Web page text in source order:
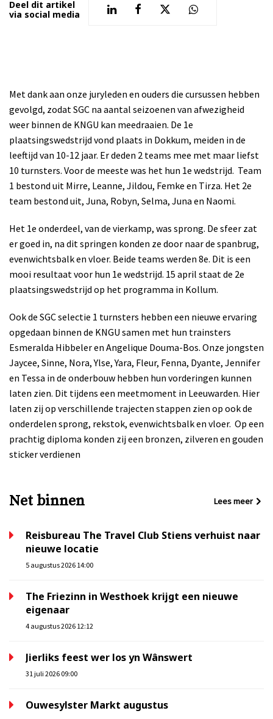
Deel dit artikel
via social media
Met dank aan onze juryleden en ouders die cursussen hebben
gevolgd, zodat SGC na aantal seizoenen van afwezigheid
weer binnen de KNGU kan meedraaien. De 1e
plaatsingswedstrijd vond plaats in Dokkum, meiden in de
leeftijd van 10-12 jaar. Er deden 2 teams mee met maar liefst
10 turnsters. Voor de meeste was het hun 1e wedstrijd. Team
1 bestond uit Mirre, Leanne, Jildou, Femke en Tirza. Het 2e
team bestond uit, Juna, Robyn, Selma, Juna en Naomi.
Het 1e onderdeel, van de vierkamp, was sprong. De sfeer zat
er goed in, na dit springen konden ze door naar de spanbrug,
evenwichtsbalk en vloer. Beide teams werden 8e. Dit is een
mooi resultaat voor hun 1e wedstrijd. 15 april staat de 2e
plaatsingswedstrijd op het programma in Kollum.
Ook de SGC selectie 1 turnsters hebben een nieuwe ervaring
opgedaan binnen de KNGU samen met hun trainsters
Esmeralda Hibbeler en Angelique Douma-Bos. Onze jongsten
Jaycee, Sinne, Nora, Ylse, Yara, Fleur, Fenna, Dyante, Jennifer
en Tessa in de onderbouw hebben hun vorderingen kunnen
laten zien. Dit tijdens een meetmoment in Leeuwarden. Hier
laten zij op verschillende trajecten stappen zien op ook de
onderdelen sprong, rekstok, evenwichtsbalk en vloer. Op een
prachtig diploma konden zij een bronzen, zilveren en gouden
sticker verdienen
Net binnen Lees meer
Reisbureau The Travel Club Stiens verhuist naar
nieuwe locatie
5 augustus 2026 14:00
The Friezinn in Westhoek krijgt een nieuwe
eigenaar
4 augustus 2026 12:12
Jierliks feest wer los yn Wânswert
31 juli 2026 09:00
Ouwesylster Markt augustus